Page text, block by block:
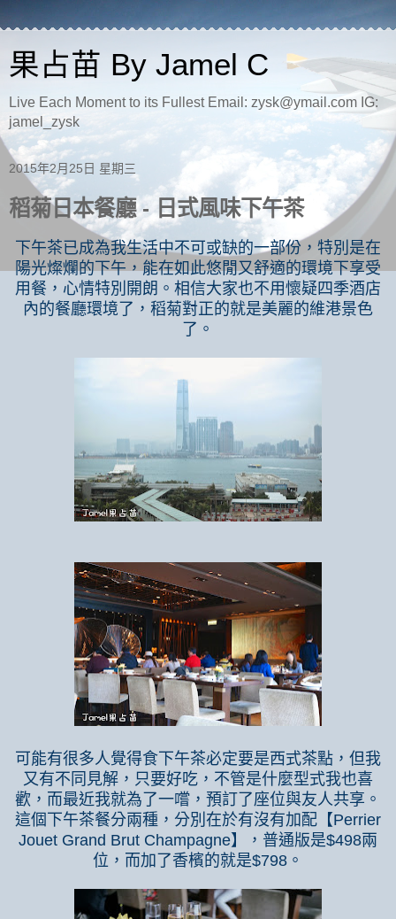
果占苗 By Jamel C
Live Each Moment to its Fullest Email: zysk@ymail.com IG:
jamel_zysk
2015年2月25日 星期三
稻菊日本餐廳 - 日式風味下午茶
下午茶已成為我生活中不可或缺的一部份，特別是在
陽光燦爛的下午，能在如此悠閒又舒適的環境下享受
用餐，心情特別開朗。相信大家也不用懷疑四季酒店
內的餐廳環境了，稻菊對正的就是美麗的維港景色
了。
可能有很多人覺得食下午茶必定要是西式茶點，但我
又有不同見解，只要好吃，不管是什麼型式我也喜
歡，而最近我就為了一嚐，預訂了座位與友人共享。
這個下午茶餐分兩種，分別在於有沒有加配【Perrier
Jouet Grand Brut Champagne】，普通版是$498兩
位，而加了香檳的就是$798 。